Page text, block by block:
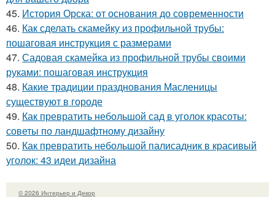
45. История Орска: от основания до современности
46. Как сделать скамейку из профильной трубы:
пошаговая инструкция с размерами
47. Садовая скамейка из профильной трубы своими
руками: пошаговая инструкция
48. Какие традиции празднования Масленицы
существуют в городе
49. Как превратить небольшой сад в уголок красоты:
советы по ландшафтному дизайну
50. Как превратить небольшой палисадник в красивый
уголок: 43 идеи дизайна
© 2026 Интерьер и Декор